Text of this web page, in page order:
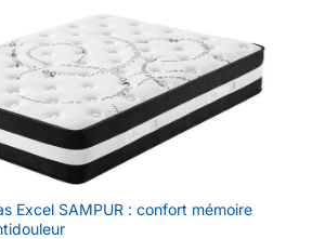
Excel SAMPUR : confort mémoire